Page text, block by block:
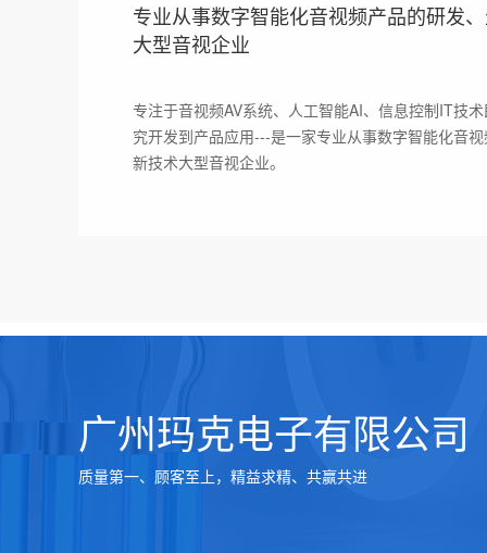
专业从事数字智能化音视频产品的研发
大型音视企业
专注于音视频AV系统、人工智能AI、信息控制IT技
究开发到产品应用---是一家专业从事数字智能化音
新技术大型音视企业。
广州玛克电子有限公司
质量第一、顾客至上，精益求精、共赢共进